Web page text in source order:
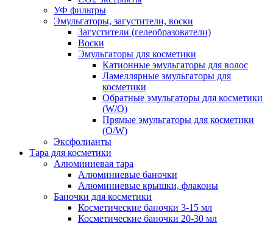
УФ фильтры
Эмульгаторы, загустители, воски
Загустители (гелеобразователи)
Воски
Эмульгаторы для косметики
Катионные эмульгаторы для волос
Ламеллярные эмульгаторы для
косметики
Обратные эмульгаторы для косметики
(W/O)
Прямые эмульгаторы для косметики
(O/W)
Эксфолианты
Тара для косметики
Алюминиевая тара
Алюминиевые баночки
Алюминиевые крышки, флаконы
Баночки для косметики
Косметические баночки 3-15 мл
Косметические баночки 20-30 мл